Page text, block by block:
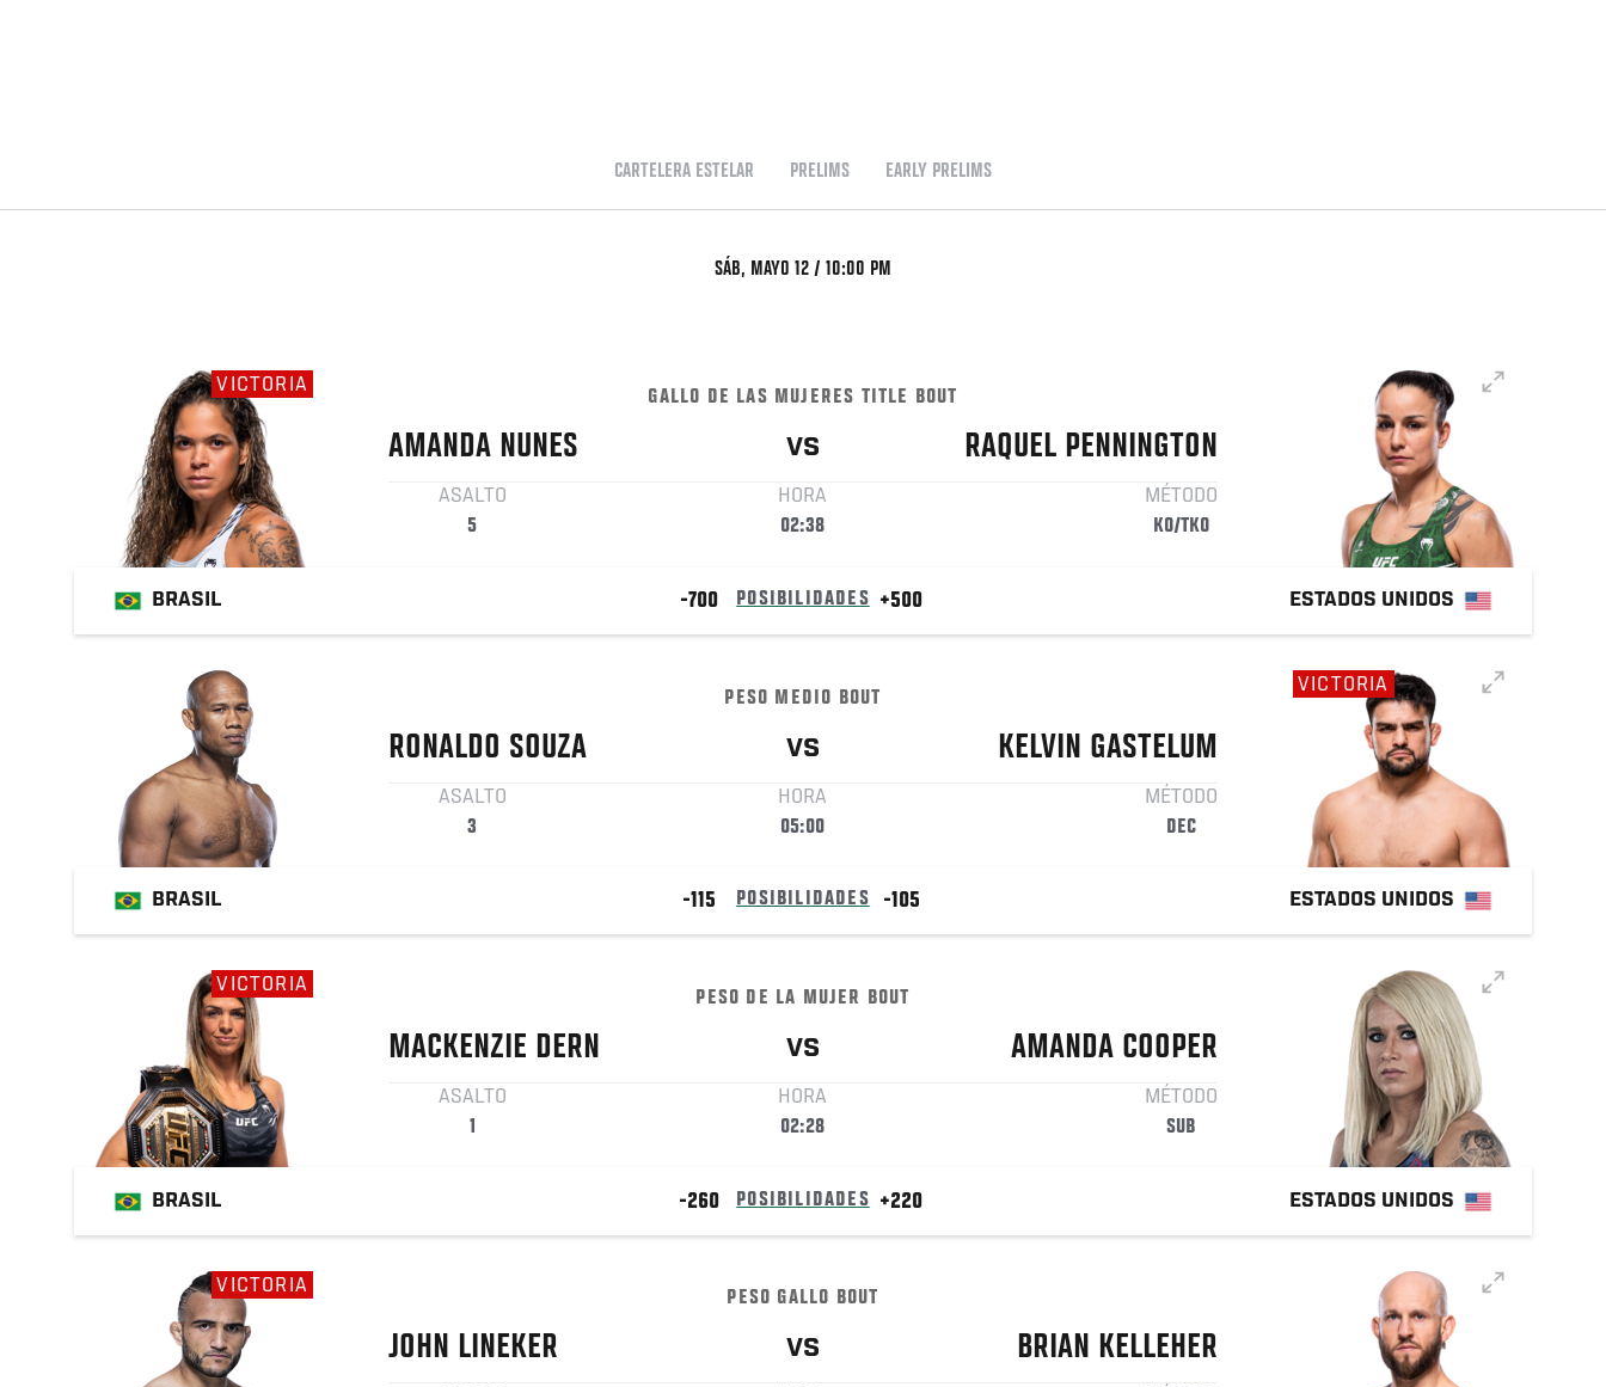
CARTELERA ESTELAR PRELIMS EARLY PRELIMS
SÁB, MAYO 12 / 10:00 PM
VICTORIA
GALLO DE LAS MUJERES TITLE BOUT
AMANDA NUNES VS RAQUEL PENNINGTON
ASALTO
5
HORA
02:38
MÉTODO
KO/TKO
BRASIL -700 POSIBILIDADES +500 ESTADOS UNIDOS
PESO MEDIO BOUT
RONALDO SOUZA VS KELVIN GASTELUM
ASALTO
3
HORA
05:00
MÉTODO
DEC
VICTORIA
BRASIL -115 POSIBILIDADES -105 ESTADOS UNIDOS
VICTORIA
PESO DE LA MUJER BOUT
MACKENZIE DERN VS AMANDA COOPER
ASALTO
1
HORA
02:28
MÉTODO
SUB
BRASIL -260 POSIBILIDADES +220 ESTADOS UNIDOS
VICTORIA
PESO GALLO BOUT
JOHN LINEKER VS BRIAN KELLEHER